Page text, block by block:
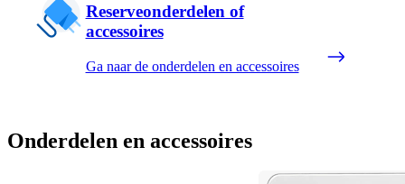
Reserveonderdelen of
accessoires
Ga naar de onderdelen en accessoires
Onderdelen en accessoires